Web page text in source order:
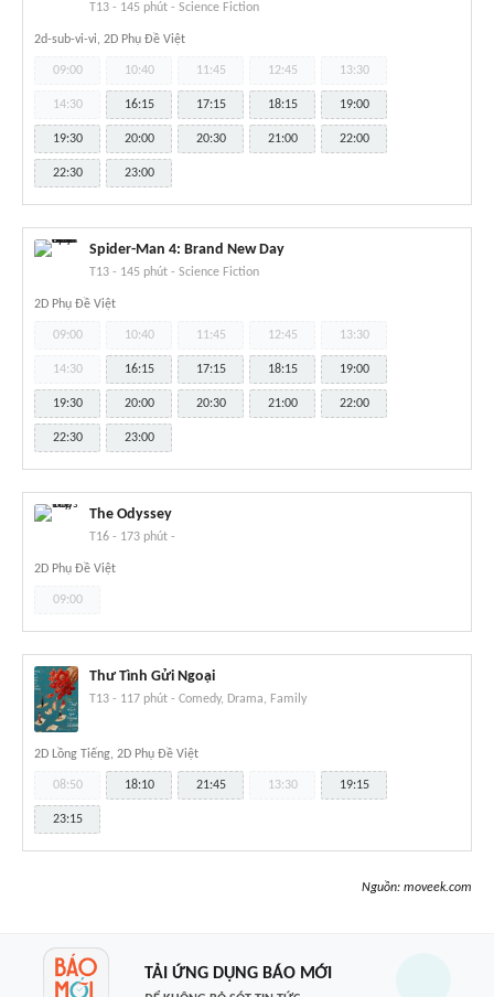
T13 - 145 phút - Science Fiction
2d-sub-vi-vi, 2D Phụ Đề Việt
09:00 10:40 11:45 12:45 13:30
14:30 16:15 17:15 18:15 19:00
19:30 20:00 20:30 21:00 22:00
22:30 23:00
Spider-Man 4: Brand New Day
T13 - 145 phút - Science Fiction
2D Phụ Đề Việt
09:00 10:40 11:45 12:45 13:30
14:30 16:15 17:15 18:15 19:00
19:30 20:00 20:30 21:00 22:00
22:30 23:00
The Odyssey
T16 - 173 phút -
2D Phụ Đề Việt
09:00
Thư Tình Gửi Ngoại
T13 - 117 phút - Comedy, Drama, Family
2D Lồng Tiếng, 2D Phụ Đề Việt
08:50 18:10 21:45 13:30 19:15
23:15
Nguồn: moveek.com
TẢI ỨNG DỤNG BÁO MỚI